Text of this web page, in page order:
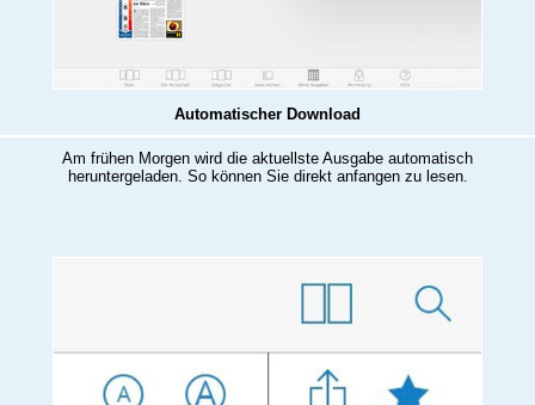
Automatischer Download
Am frühen Morgen wird die aktuellste Ausgabe automatisch
heruntergeladen. So können Sie direkt anfangen zu lesen.